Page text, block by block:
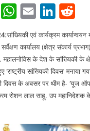
T W
h
at
s
A
p
p
E
m
ai
l
Li
k
e
dI
n
d
di
t
:सांख्यिकी एवं कार्यक्रम
सर्वेक्षण कार्यालय (क्षेत्र संकार्य
महालनोविस के देश के सांख्यिकी के
सांख्यिकी दिवस’ मनाया
दिवस के अवसर पर थीम है- ‘यूज
रोशन लाल साहू, उप महानिदेशक